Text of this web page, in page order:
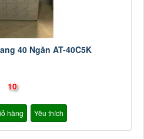
40 Ngăn AT-40C5K
10
hàng Yêu thích